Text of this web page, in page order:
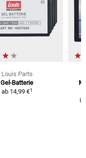
Louis Parts
Gel-Batterie
ab 14,99 €1